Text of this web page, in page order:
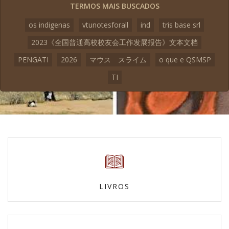
TERMOS MAIS BUSCADOS
os indigenas
vtunotesforall ind
tris base srl
2023《全国普通高校校友会工作发展报告》文本文档
PENGATI
2026 マウス スライム
o que e QSMSP
TI
LIVROS